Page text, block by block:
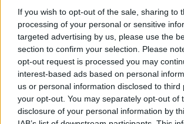
If you wish to opt-out of the sale, sharing to
processing of your personal or sensitive
targeted advertising by us, please use the
section to confirm your selection. Please
opt-out request is processed you may
interest-based ads based on personal
us or personal information disclosed to third
your opt-out. You may separately opt-out of
disclosure of your personal information by